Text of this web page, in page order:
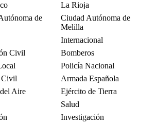
La Rioja
de
Ciudad Autónoma de
Melilla
Internacional
Civil
Bomberos
Policía Nacional
Civil
Armada Española
Aire
Ejército de Tierra
Salud
Investigación